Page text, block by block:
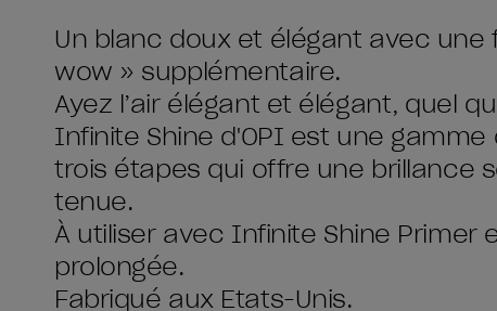
Un blanc doux et élégant avec
wow » supplémentaire.
Ayez l’air élégant et élégant, quel
Infinite Shine d'OPI est une
trois étapes qui offre une brillance
tenue.
À utiliser avec Infinite Shine Primer
prolongée.